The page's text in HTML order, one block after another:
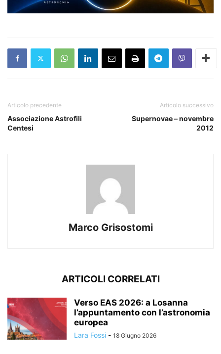
Articolo precedente
Associazione Astrofili
Centesi
Articolo successivo
Supernovae – novembre
2012
Marco Grisostomi
ARTICOLI CORRELATI
Verso EAS 2026: a Losanna
l’appuntamento con l’astronomia
europea
Lara Fossi - 18 Giugno 2026